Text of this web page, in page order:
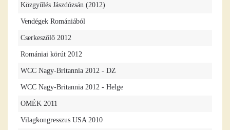
Közgyűlés Jászdózsán (2012)
Vendégek Romániából
Cserkeszőlő 2012
Romániai körút 2012
WCC Nagy-Britannia 2012 - DZ
WCC Nagy-Britannia 2012 - Helge
OMÉK 2011
Vilagkongresszus USA 2010